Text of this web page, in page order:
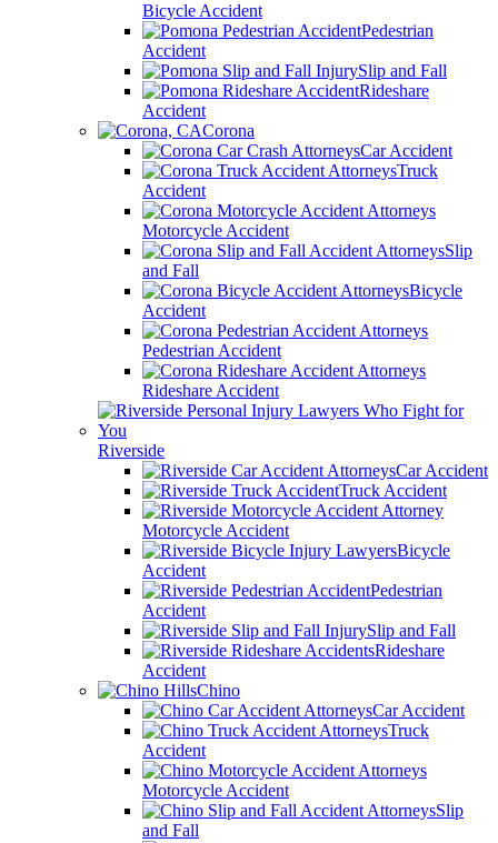
Bicycle Accident
Pedestrian
Accident
Slip and Fall
Rideshare
Accident
Corona
Car Accident
Truck
Accident
Motorcycle Accident
Slip
and Fall
Bicycle
Accident
Pedestrian Accident
Rideshare Accident
Riverside
Car Accident
Truck Accident
Motorcycle Accident
Bicycle
Accident
Pedestrian
Accident
Slip and Fall
Rideshare
Accident
Chino
Car Accident
Truck
Accident
Motorcycle Accident
Slip
and Fall